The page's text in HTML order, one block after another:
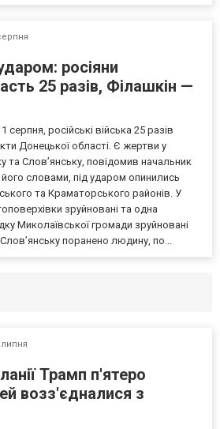
росіяни
25 разів, Філашкін —
російські війська 25 разів
Донецької області. Є жертви у
та Слов’янську, повідомив начальник
словами, під ударом опинились
та Краматорського районів. У
зруйновані та одна
Миколаївської громади зруйновані
поранено людину, по...
липня
Трамп п'ятеро
возз'єдналися з